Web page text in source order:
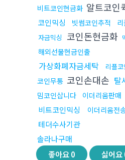
비트코인현금화 알트코인
코인믹싱
빗썸코인추적
자금믹싱 코인돈현금화
해외선물현금인출
가상화폐자금세탁 리플
코인무통 코인손대손 탈
밈코인삽니다 이더리움판매
비트코인믹싱 이더리움전
테더수사기관
솔라나구매
좋아요0 싫어요